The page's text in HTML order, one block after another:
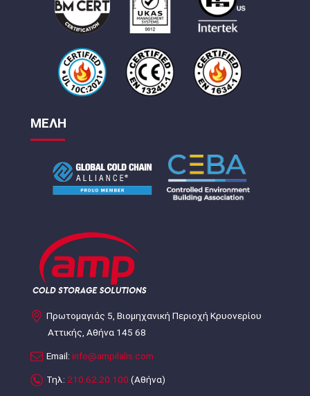
ΜΕΛΗ
Πρωτομαγιάς 5, Βιομηχανική Περιοχή Κρυονερίου
Αττικής, Αθήνα 145 68
Email: info@ampilalis.com
Τηλ: 210.62.20.100 (Αθήνα)